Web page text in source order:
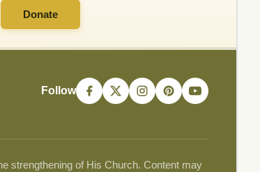
Donate
Follow
strengthening of His Church. Content may